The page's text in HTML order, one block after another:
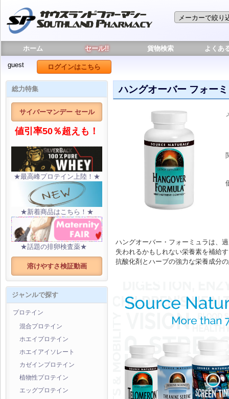
ホーム セール!! 貨物検索 よくあ
guest ログインはこちら
総力特集
サイバーマンデー セール
値引率50％超えも！
★最高峰プロテイン上陸！★
★新着商品はこちら！★
★話題の排卵検査薬★
溶けやすさ検証動画
ジャンルで探す
プロテイン
混合プロテイン
ホエイプロテイン
ホエイアイソレート
カゼインプロテイン
植物性プロテイン
エッグプロテイン
ハングオーバー フォー
ハングオーバー・フォーミュラは、
失われるかもしれない栄養素を補給
抗酸化剤とハーブの強力な栄養成分